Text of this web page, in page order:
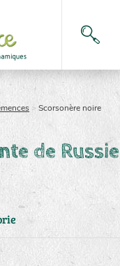
>Scorsonère noire
de Russie